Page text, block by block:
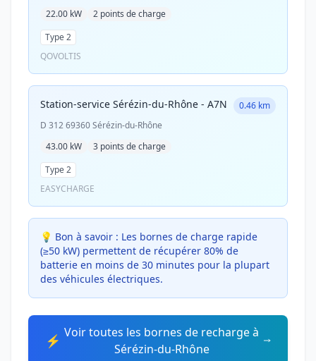
22.00 kW
2 points de charge
Type 2
QOVOLTIS
Station-service Sérézin-du-Rhône - A7N
0.46 km
D 312 69360 Sérézin-du-Rhône
43.00 kW
3 points de charge
Type 2
EASYCHARGE
💡 Bon à savoir : Les bornes de charge rapide
(≥50 kW) permettent de récupérer 80% de
batterie en moins de 30 minutes pour la plupart
des véhicules électriques.
⚡ Voir toutes les bornes de recharge à
Sérézin-du-Rhône